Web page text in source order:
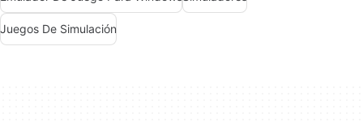
Juegos De Simulación